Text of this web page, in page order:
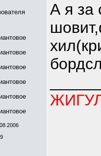
А я за